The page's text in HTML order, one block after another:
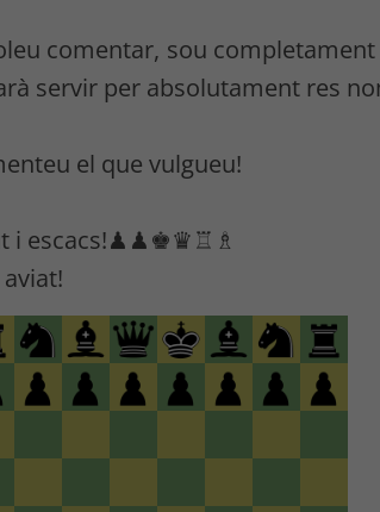
comentar, sou
servir per absolutament res
el que vulgueu!
i escacs!♟♟♚♛♖♗
aviat!